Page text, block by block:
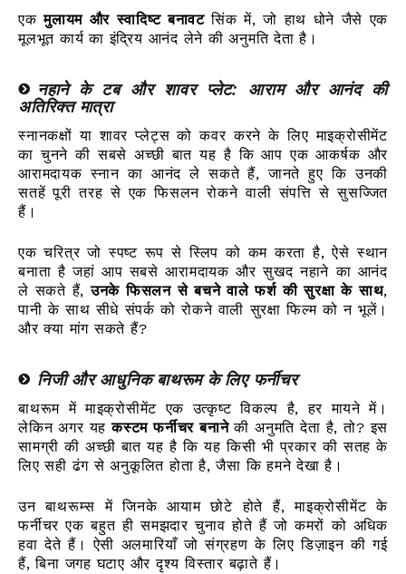
एकमुलायम और स्वादिष्ट बनावटसिंक में, जो हाथ धोने जैसे एक
मूलभूत कार्य का इंद्रिय आनंद लेने की अनुमति देता है।
नहाने के टब और शावर प्लेट: आराम और आनंद की
अतिरिक्त मात्रा
स्नानकक्षों या शावर प्लेट्स को कवर करने के लिए माइक्रोसीमेंट
का चुनने की सबसे अच्छी बात यह है कि आप एक आकर्षक और
आरामदायक स्नान का आनंद ले सकते हैं, जानते हुए कि उनकी
सतहें पूरी तरह से एक फिसलन रोकने वाली संपत्ति से सुसज्जित
हैं।
एक चरित्र जो स्पष्ट रूप से स्लिप को कम करता है, ऐसे स्थान
बनाता है जहां आप सबसे आरामदायक और सुखद नहाने का आनंद
ले सकते हैं,उनके फिसलन से बचने वाले फर्श की सुरक्षा के साथ,
पानी के साथ सीधे संपर्क को रोकने वाली सुरक्षा फिल्म को न भूलें।
और क्या मांग सकते हैं?
निजी और आधुनिक बाथरूम के लिए फर्नीचर
बाथरूम में माइक्रोसीमेंट एक उत्कृष्ट विकल्प है, हर मायने में।
लेकिन अगर यहकस्टम फर्नीचर बनानेकी अनुमति देता है, तो? इस
सामग्री की अच्छी बात यह है कि यह किसी भी प्रकार की सतह के
लिए सही ढंग से अनुकूलित होता है, जैसा कि हमने देखा है।
उन बाथरूम्स में जिनके आयाम छोटे होते हैं, माइक्रोसीमेंट के
फर्नीचर एक बहुत ही समझदार चुनाव होते हैं जो कमरों को अधिक
हवा देते हैं। ऐसी अलमारियाँ जो संग्रहण के लिए डिज़ाइन की गई
हैं, बिना जगह घटाए और दृश्य विस्तार बढ़ाते हैं।